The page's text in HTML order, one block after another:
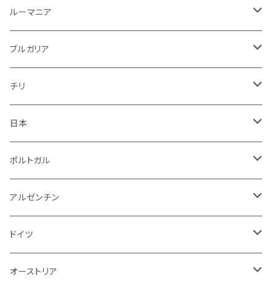
白
ロゼ
白
ルーマニア
赤
ブルガリア
赤
ニュージーランド
白
赤
白
赤
ロゼ
白
赤
白
ルーマニア
赤
ブルガリア
赤
チリ
スパークリング
白
赤
日本
スパークリング
白
赤
ポルトガル
白
赤
アルゼンチン
赤
ドイツ
ロゼ
オーストリア